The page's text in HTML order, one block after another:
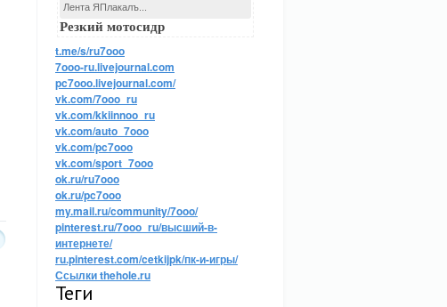
Лента ЯПлакалъ...
Резкий мотосидр
t.me/s/ru7ooo
7ooo-ru.livejournal.com
pc7ooo.livejournal.com/
vk.com/7ooo_ru
vk.com/kkiinnoo_ru
vk.com/auto_7ooo
vk.com/pc7ooo
vk.com/sport_7ooo
ok.ru/ru7ooo
ok.ru/pc7ooo
my.mail.ru/community/7ooo/
pinterest.ru/7ooo_ru/высший-в-
интернете/
ru.pinterest.com/cetkijpk/пк-и-игры/
Ссылки thehole.ru
Теги